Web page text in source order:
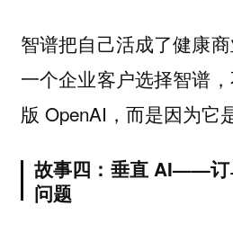
智谱把自己活成了健康
一个企业客户选择智谱
版 OpenAI，而是因为它
故事四：垂直 AI——订
问题